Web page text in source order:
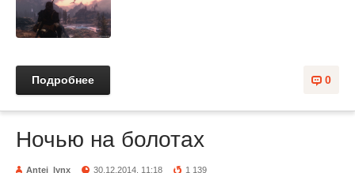
0
Подробнее
Ночью на болотах
Antei_lynx 30.12.2014, 11:18 1 139